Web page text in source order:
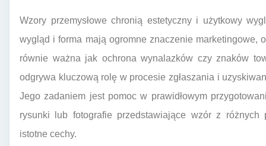
Wzory przemysłowe chronią estetyczny i użytkowy
wygląd i forma mają ogromne znaczenie marketingowe,
równie ważna jak ochrona wynalazków czy znaków
odgrywa kluczową rolę w procesie zgłaszania i
Jego zadaniem jest pomoc w prawidłowym
rysunki lub fotografie przedstawiające wzór z
istotne cechy.